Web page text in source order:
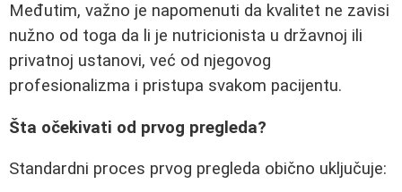
Međutim, važno je napomenuti da kvalitet ne zavisi
nužno od toga da li je nutricionista u državnoj ili
privatnoj ustanovi, već od njegovog
profesionalizma i pristupa svakom pacijentu.
Šta očekivati od prvog pregleda?
Standardni proces prvog pregleda obično uključuje: